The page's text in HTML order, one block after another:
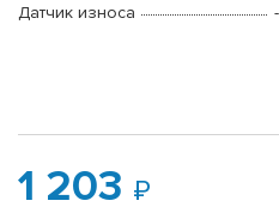
Датчик износа
-
1 203